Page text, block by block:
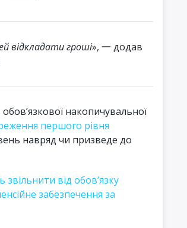
відкладати гроші», 一 додав
накопичувальної
першого рівня
навряд чи призведе до
звільнити від обов’язку
забезпечення за